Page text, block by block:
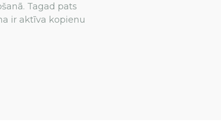
Tagad pats
ir aktīva kopienu